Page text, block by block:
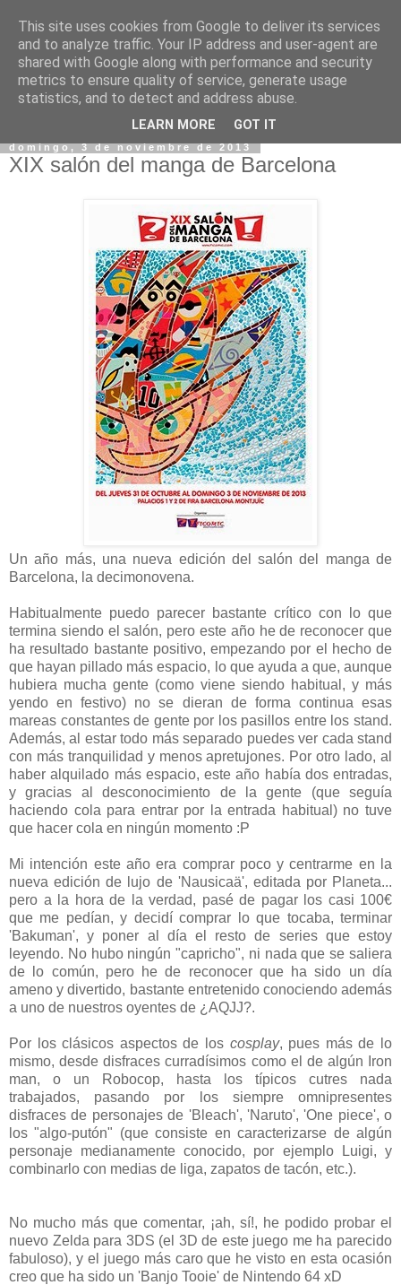
domingo, 3 de noviembre de 2013
XIX salón del manga de Barcelona
Un año más, una nueva edición del salón del manga de
Barcelona, la decimonovena.
Habitualmente puedo parecer bastante crítico con lo que
termina siendo el salón, pero este año he de reconocer que
ha resultado bastante positivo, empezando por el hecho de
que hayan pillado más espacio, lo que ayuda a que, aunque
hubiera mucha gente (como viene siendo habitual, y más
yendo en festivo) no se dieran de forma continua esas
mareas constantes de gente por los pasillos entre los stand.
Además, al estar todo más separado puedes ver cada stand
con más tranquilidad y menos apretujones. Por otro lado, al
haber alquilado más espacio, este año había dos entradas,
y gracias al desconocimiento de la gente (que seguía
haciendo cola para entrar por la entrada habitual) no tuve
que hacer cola en ningún momento :P
Mi intención este año era comprar poco y centrarme en la
nueva edición de lujo de 'Nausicaä', editada por Planeta...
pero a la hora de la verdad, pasé de pagar los casi 100€
que me pedían, y decidí comprar lo que tocaba, terminar
'Bakuman', y poner al día el resto de series que estoy
leyendo. No hubo ningún "capricho", ni nada que se saliera
de lo común, pero he de reconocer que ha sido un día
ameno y divertido, bastante entretenido conociendo además
a uno de nuestros oyentes de ¿AQJJ?.
Por los clásicos aspectos de los cosplay, pues más de lo
mismo, desde disfraces curradísimos como el de algún Iron
man, o un Robocop, hasta los típicos cutres nada
trabajados, pasando por los siempre omnipresentes
disfraces de personajes de 'Bleach', 'Naruto', 'One piece', o
los "algo-putón" (que consiste en caracterizarse de algún
personaje medianamente conocido, por ejemplo Luigi, y
combinarlo con medias de liga, zapatos de tacón, etc.).
No mucho más que comentar, ¡ah, sí!, he podido probar el
nuevo Zelda para 3DS (el 3D de este juego me ha parecido
fabuloso), y el juego más caro que he visto en esta ocasión
creo que ha sido un 'Banjo Tooie' de Nintendo 64 xD
This site uses cookies from Google to deliver its services
and to analyze traffic. Your IP address and user-agent are
shared with Google along with performance and security
metrics to ensure quality of service, generate usage
statistics, and to detect and address abuse.
LEARN MORE GOT IT